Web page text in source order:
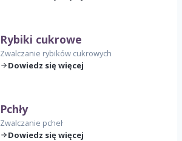
Rybiki cukrowe
Zwalczanie rybików cukrowych
Dowiedz się więcej
Pchły
Zwalczanie pcheł
Dowiedz się więcej